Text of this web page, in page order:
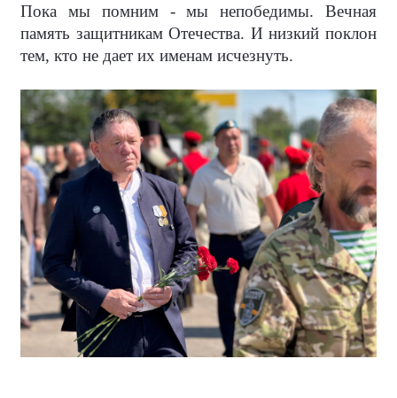
Пока мы помним - мы непобедимы. Вечная
память защитникам Отечества. И низкий поклон
тем, кто не дает их именам исчезнуть.